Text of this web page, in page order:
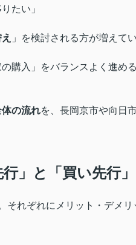
たい」
」を検討される方が増えてい
購入」をバランスよく進め
の流れを、長岡京市や向日
」と「買い先行」
れぞれにメリット・デメ